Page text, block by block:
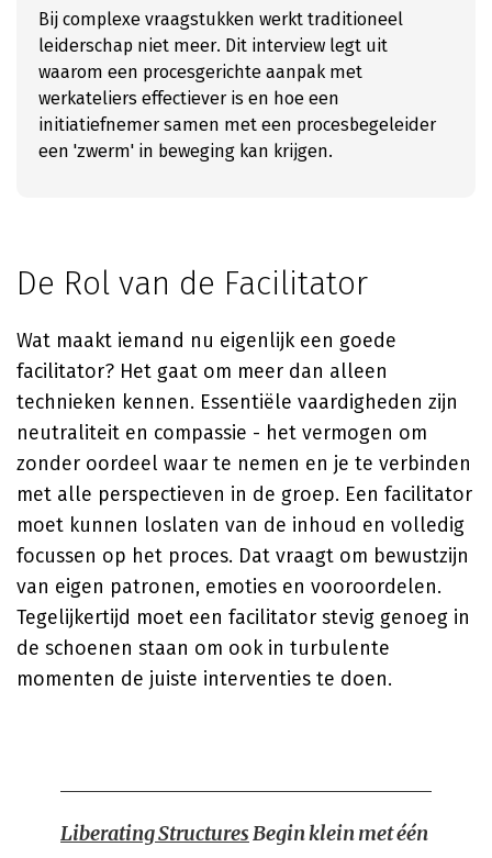
Bij complexe vraagstukken werkt traditioneel
leiderschap niet meer. Dit interview legt uit
waarom een procesgerichte aanpak met
werkateliers effectiever is en hoe een
initiatiefnemer samen met een procesbegeleider
een 'zwerm' in beweging kan krijgen.
De Rol van de Facilitator
Wat maakt iemand nu eigenlijk een goede
facilitator? Het gaat om meer dan alleen
technieken kennen. Essentiële vaardigheden zijn
neutraliteit en compassie - het vermogen om
zonder oordeel waar te nemen en je te verbinden
met alle perspectieven in de groep. Een facilitator
moet kunnen loslaten van de inhoud en volledig
focussen op het proces. Dat vraagt om bewustzijn
van eigen patronen, emoties en vooroordelen.
Tegelijkertijd moet een facilitator stevig genoeg in
de schoenen staan om ook in turbulente
momenten de juiste interventies te doen.
Liberating StructuresBegin klein met één